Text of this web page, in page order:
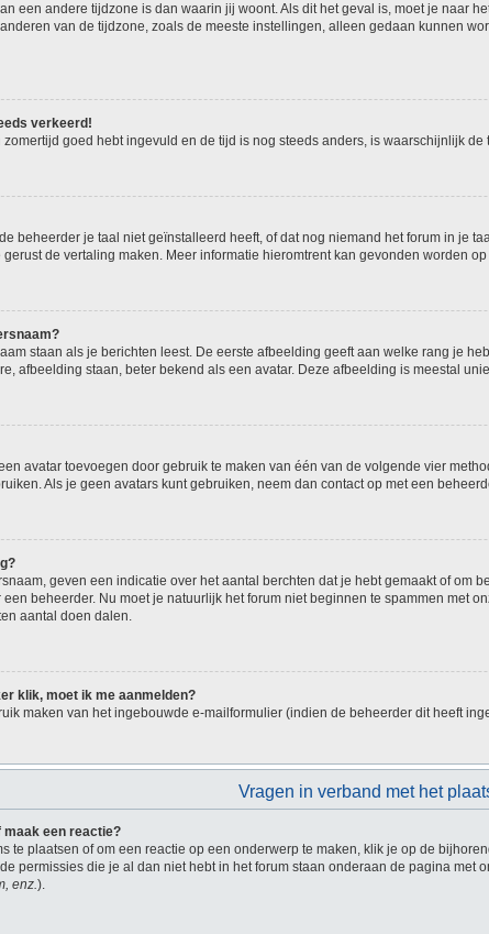
een andere tijdzone is dan waarin jij woont. Als dit het geval is, moet je naar
van de tijdzone, zoals de meeste instellingen, alleen gedaan kunnen
verkeerd!
goed hebt ingevuld en de tijd is nog steeds anders, is waarschijnlijk
beheerder je taal niet geïnstalleerd heeft, of dat nog niemand het forum in je
de vertaling maken. Meer informatie hieromtrent kan gevonden worden
staan als je berichten leest. De eerste afbeelding geeft aan welke rang je
afbeelding staan, beter bekend als een avatar. Deze afbeelding is meestal
avatar toevoegen door gebruik te maken van één van de volgende vier
Als je geen avatars kunt gebruiken, neem dan contact op met een
geven een indicatie over het aantal berchten dat je hebt gemaakt of
beheerder. Nu moet je natuurlijk het forum niet beginnen te spammen met
aantal doen dalen.
klik, moet ik me aanmelden?
maken van het ingebouwde e-mailformulier (indien de beheerder dit heeft
Vragen in verband met het
maak een reactie?
te plaatsen of om een reactie op een onderwerp te maken, klik je op de
permissies die je al dan niet hebt in het forum staan onderaan de pagina met
enz.).